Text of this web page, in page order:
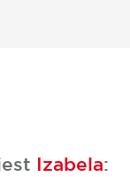
Izabela: